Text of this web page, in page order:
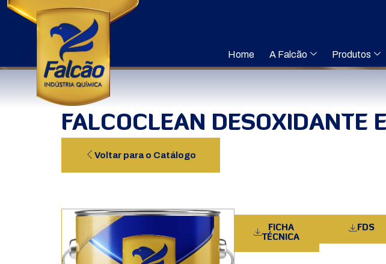
Home A Falcão Produtos
FALCOCLEAN DESOXIDANTE
Voltar para o Catálogo
FICHA
TÉCNICA
FDS